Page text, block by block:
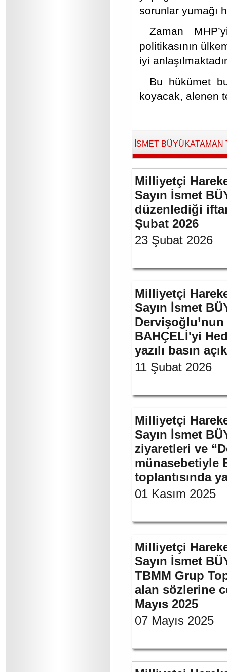
sorunlar yumağı
Zaman
politikasının
iyi
Bu hükümet
koyacak, alenen
İSMET BÜYÜKATAMAN
Milliyetçi
Sayın İsmet
düzenlediği
Şubat 2026
23 Şubat 2026
Milliyetçi
Sayın İsmet
Dervişoğlu’nun
BAHÇELİ'yi
yazılı basın
11 Şubat 2026
Milliyetçi
Sayın İsmet
ziyaretleri ve
münasebetiyle
toplantısında
01 Kasım 2025
Milliyetçi
Sayın İsmet
TBMM Grup
alan sözlerine
Mayıs 2025
07 Mayıs 2025